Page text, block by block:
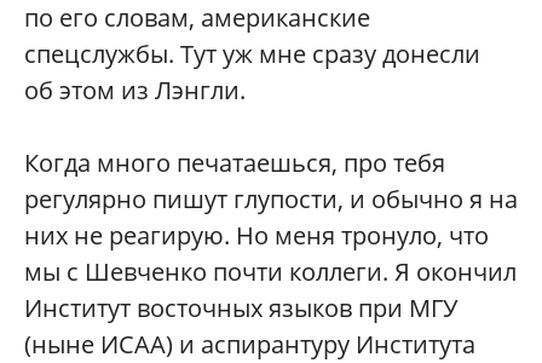
по его словам, американские
спецслужбы. Тут уж мне сразу донесли
об этом из Лэнгли.
Когда много печатаешься, про тебя
регулярно пишут глупости, и обычно я на
них не реагирую. Но меня тронуло, что
мы с Шевченко почти коллеги. Я окончил
Институт восточных языков при МГУ
(ныне ИСАА) и аспирантуру Института